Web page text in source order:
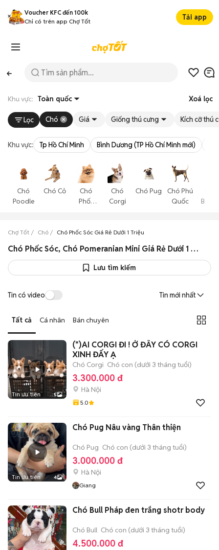
Voucher KFC đến 100k
Chỉ có trên app Chợ Tốt
Tải app
Khu vực: Toàn quốc Xoá lọc
Lọc Chó Giá Giống thú cưng Kích cỡ thú
Khu vực: Tp Hồ Chí Minh Bình Dương (TP Hồ Chí Minh mới)
Chó
Poodle
Chó Cỏ
Chó
Phốc
Chó
Corgi
Chó Pug
Chó Phú
Quốc
Chợ Tốt Chó Chó Phốc Sóc Giá Rẻ Dưới 1 Triệu
Chó Phốc Sóc, Chó Pomeranian Mini Giá Rẻ Dưới 1 Triệu Uy Tín
Lưu tìm kiếm
Tin có video Tin mới nhất
Tất cả Cá nhân Bán chuyên
Tin ưu tiên 5
(*)AI CORGI ĐI ! Ở ĐÂY CÓ CORGI
XINH ĐẤY Ạ
Chó Corgi Chó con (dưới 3 tháng tuổi)
3.300.000 đ
Hà Nội
5.0
Tin ưu tiên 4
Chó Pug Nâu vàng Thân thiện
Chó Pug Chó con (dưới 3 tháng tuổi)
3.000.000 đ
Hà Nội
Giang
Chó Bull Pháp đen trắng shotr body
Chó Bull Chó con (dưới 3 tháng tuổi)
4.500.000 đ